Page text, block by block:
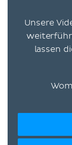
Unsere
lassen